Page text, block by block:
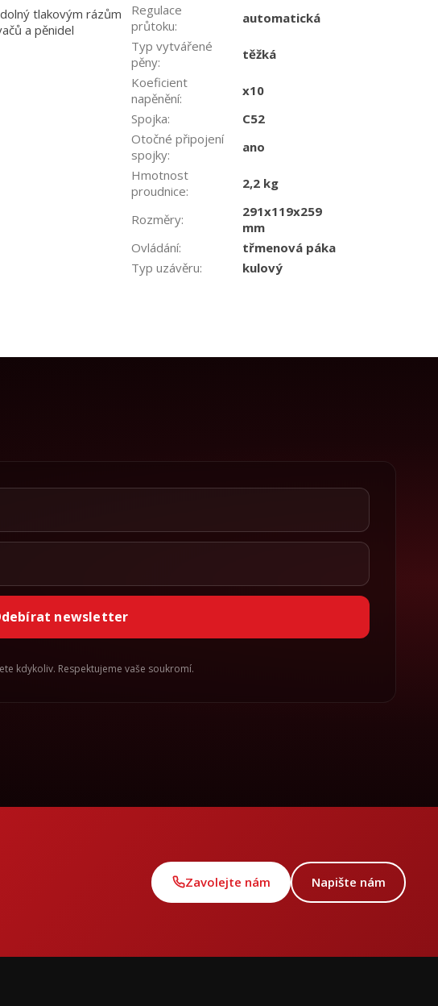
tlakovým rázům
a pěnidel
Regulace
průtoku:
automatická
Typ vytvářené
pěny:
těžká
Koeficient
napěnění:
x10
Spojka:
C52
Otočné připojení
spojky:
ano
Hmotnost
proudnice: 2,2 kg
Rozměry:
291x119x259
mm
Ovládání:
třmenová páka
Typ uzávěru: kulový
newsletter
kdykoliv. Respektujeme vaše soukromí.
Zavolejte nám Napište nám